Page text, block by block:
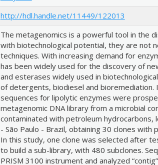
http://hdl.handle.net/11449/122013
The metagenomics is a powerful tool in the
with biotechnological potential, they are not
techniques. With increasing demand for
has been widely used for the discovery of
and esterases widely used in
of detergents, biodiesel and bioremediation.
sequences for lipolytic enzymes were
metagenomic DNA library from a microbial
contaminated with petroleum hydrocarbons,
- São Paulo - Brazil, obtaining 30 clones
In this study, one clone was selected after
to build a sub-library, with 480 subclones.
PRISM 3100 instrument and analyzed